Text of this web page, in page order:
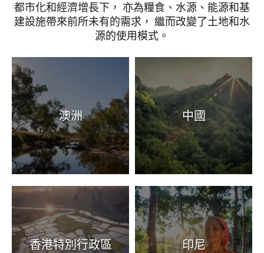
都市化和經濟增長下， 亦為糧食、水源、能源和基
建設施帶來前所未有的需求， 繼而改變了土地和水
源的使用模式。
澳洲 中國
香港特別行政區 印尼